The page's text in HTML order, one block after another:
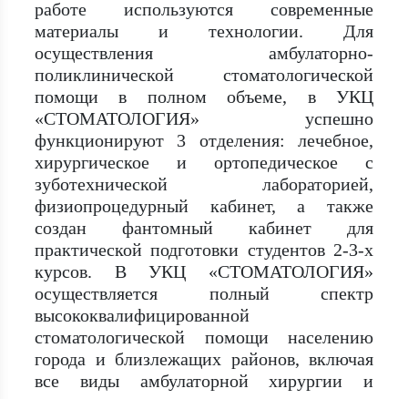
работе используются современные
материалы и технологии. Для
осуществления амбулаторно-
поликлинической стоматологической
помощи в полном объеме, в УКЦ
«СТОМАТОЛОГИЯ» успешно
функционируют 3 отделения: лечебное,
хирургическое и ортопедическое с
зуботехнической лабораторией,
физиопроцедурный кабинет, а также
создан фантомный кабинет для
практической подготовки студентов 2-3-х
курсов. В УКЦ «СТОМАТОЛОГИЯ»
осуществляется полный спектр
высококвалифицированной
стоматологической помощи населению
города и близлежащих районов, включая
все виды амбулаторной хирургии и